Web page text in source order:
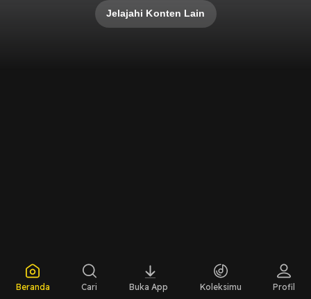
Jelajahi Konten Lain
Beranda Cari Buka App Koleksimu Profil